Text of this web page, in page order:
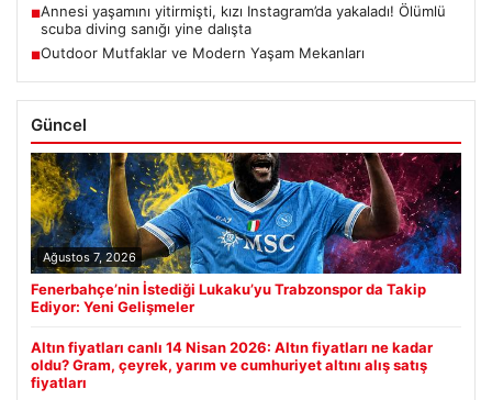
■Annesi yaşamını yitirmişti, kızı Instagram’da yakaladı! Ölümlü
scuba diving sanığı yine dalışta
■Outdoor Mutfaklar ve Modern Yaşam Mekanları
Güncel
Ağustos 7, 2026
Fenerbahçe’nin İstediği Lukaku’yu Trabzonspor da Takip
Ediyor: Yeni Gelişmeler
Altın fiyatları canlı 14 Nisan 2026: Altın fiyatları ne kadar
oldu? Gram, çeyrek, yarım ve cumhuriyet altını alış satış
fiyatları